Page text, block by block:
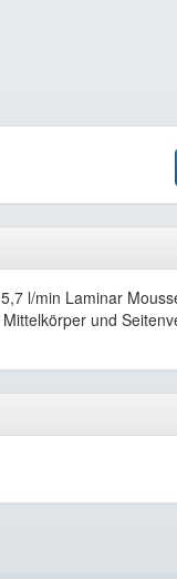
l/min Laminar
und